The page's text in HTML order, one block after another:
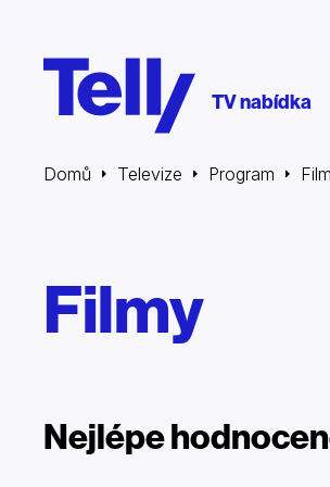
TV nabídka
Domů Televize Program
Filmy
Nejlépe